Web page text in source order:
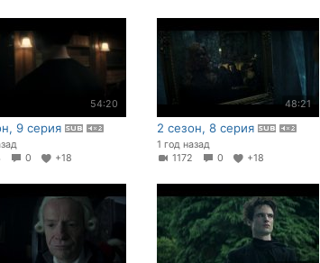
54:20
9 серия
0 +18
48:21
2 сезон, 8 серия
1 год назад
1172
0 +18